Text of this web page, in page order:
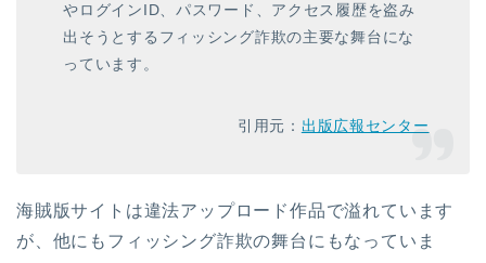
やログインID、パスワード、アクセス履歴を盗み
出そうとするフィッシング詐欺の主要な舞台にな
っています。
引用元： 出版広報センター
海賊版サイトは違法アップロード作品で溢れています
が、他にもフィッシング詐欺の舞台にもなっていま